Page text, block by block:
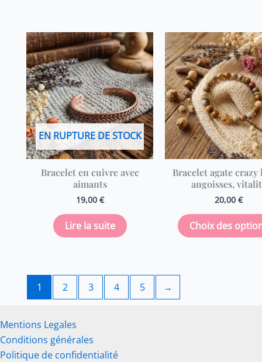
EN RUPTURE DE STOCK
Bracelet en cuivre avec
aimants
19,00 €
Lire la suite
Bracelet agate crazy
angoisses,
20,00€
Choix des
1 2 3 4 5 →
Mentions Legales
Conditions générales
Politique de confidentialité